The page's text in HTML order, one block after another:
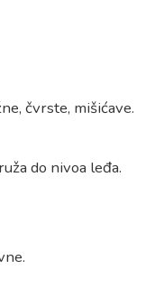
čvrste, mišićave.
do nivoa leđa.